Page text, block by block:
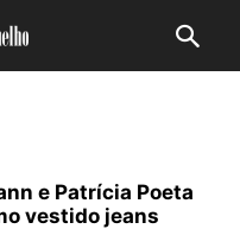
e Patrícia Poeta
vestido jeans